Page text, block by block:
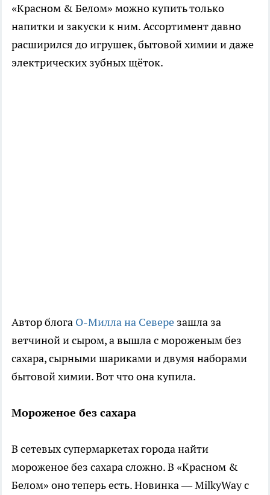
«Красном & Белом» можно купить только
напитки и закуски к ним. Ассортимент давно
расширился до игрушек, бытовой химии и даже
электрических зубных щёток.
Автор блога О-Милла на Севере зашла за
ветчиной и сыром, а вышла с мороженым без
сахара, сырными шариками и двумя наборами
бытовой химии. Вот что она купила.
Мороженое без сахара
В сетевых супермаркетах города найти
мороженое без сахара сложно. В «Красном &
Белом» оно теперь есть. Новинка — MilkyWay с